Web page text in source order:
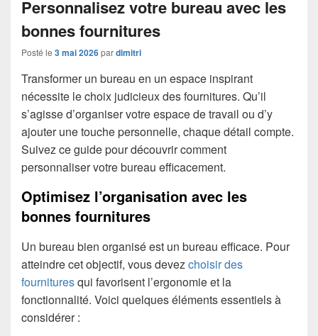
Personnalisez votre bureau avec les
bonnes fournitures
Posté le 3 mai 2026pardimitri
Transformer un bureau en un espace inspirant
nécessite le choix judicieux des fournitures. Qu’il
s’agisse d’organiser votre espace de travail ou d’y
ajouter une touche personnelle, chaque détail compte.
Suivez ce guide pour découvrir comment
personnaliser votre bureau efficacement.
Optimisez l’organisation avec les
bonnes fournitures
Un bureau bien organisé est un bureau efficace. Pour
atteindre cet objectif, vous devezchoisir des
fournituresqui favorisent l’ergonomie et la
fonctionnalité. Voici quelques éléments essentiels à
considérer :